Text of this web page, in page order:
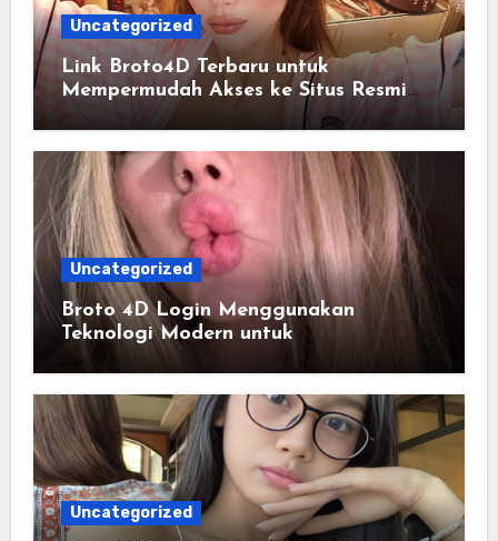
Uncategorized
Link Broto4D Terbaru untuk
Mempermudah Akses ke Situs Resmi
Tanpa Kendala
Uncategorized
Broto 4D Login Menggunakan
Teknologi Modern untuk
Mempermudah Proses Akses Akun
Uncategorized